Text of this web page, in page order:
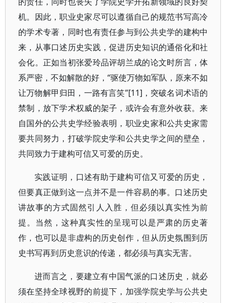
机。因此，职业史家尽可以遵循自己的规范书写高冷
的学术专著，同时也有责任参与到公共史学的建构中
来，从事口述历史实践，促进历史知识的通俗化和社
会化。正如当初张爱玲品评胡兰成的论文时所言，体
系严密，不如解散的好，“驱使万物如军队，原来不如
让万物解甲归田，一路有言笑”[11]，突破名词术语的
禁制，放下学术权威的架子，或许会有意外收获。来
自国外的公共史学经验表明，职业史家和公共史家需
要共同努力，打破学院史学和公共史学之间的壁垒，
共同致力于建构可信又可爱的历史。
实践证明，口述有助于建构可信又可爱的历史，
但要真正做到这一点并不是一件容易的事。口述历史
讲故事的方式固然引人入胜，但必须以真实性为前
提。当然，这种真实性的呈现可以是严肃的历史著
作，也可以是非虚构的历史创作，但从历史氛围到历
史书写再到历史意识的传递，都必须与真实无害。
进而言之，要建立有中国气派的口述历史，就必
须在坚持全球视野的前提下，加强学院史学与公共史